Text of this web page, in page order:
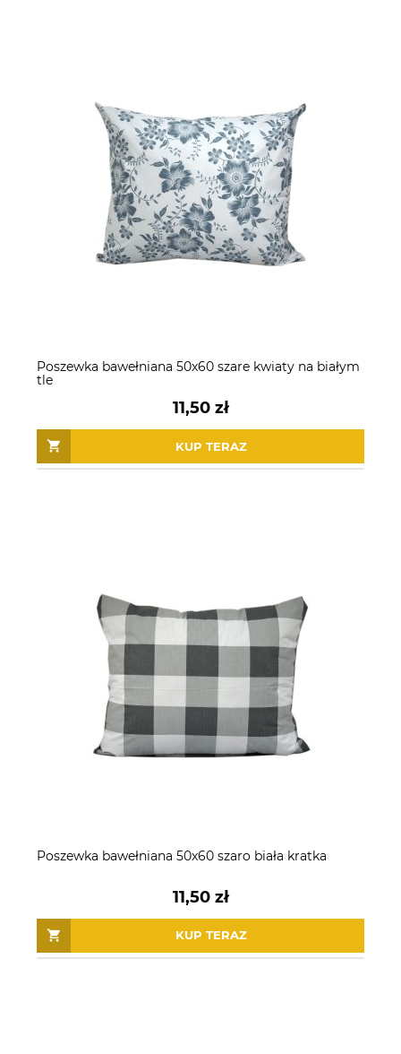
Poszewka bawełniana 50x60 szare kwiaty na białym
tle
11,50 zł
KUP TERAZ
Poszewka bawełniana 50x60 szaro biała kratka
11,50 zł
KUP TERAZ